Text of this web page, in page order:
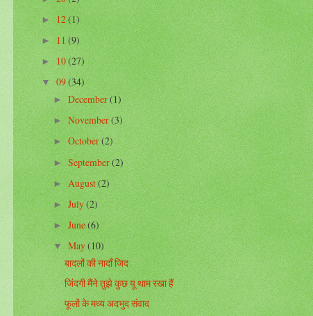
►12(1)
►11(9)
► 10(27)
▼09(34)
►December(1)
►November(3)
►October(2)
►September(2)
►August(2)
►July(2)
► June(6)
▼May(10)
बादलों की नादाँ जिद
जिंदगी मैंने तुझे कुछ यू थाम रखा हैं
फूलों के मध्य अदभुद संवाद